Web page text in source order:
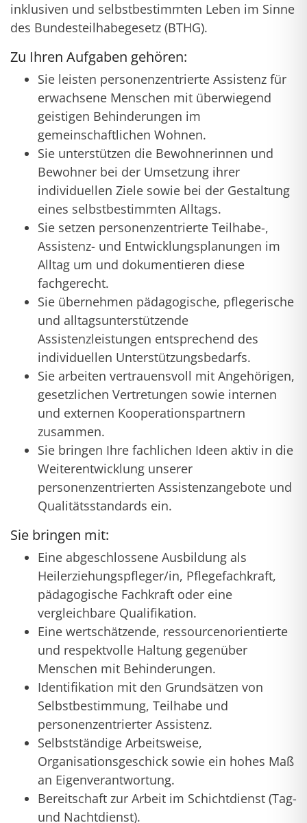
inklusiven und selbstbestimmten Leben im Sinne
des Bundesteilhabegesetz (BTHG).
Zu Ihren Aufgaben gehören:
Sie leisten personenzentrierte Assistenz für
erwachsene Menschen mit überwiegend
geistigen Behinderungen im
gemeinschaftlichen Wohnen.
Sie unterstützen die Bewohnerinnen und
Bewohner bei der Umsetzung ihrer
individuellen Ziele sowie bei der Gestaltung
eines selbstbestimmten Alltags.
Sie setzen personenzentrierte Teilhabe-,
Assistenz- und Entwicklungsplanungen im
Alltag um und dokumentieren diese
fachgerecht.
Sie übernehmen pädagogische, pflegerische
und alltagsunterstützende
Assistenzleistungen entsprechend des
individuellen Unterstützungsbedarfs.
Sie arbeiten vertrauensvoll mit Angehörigen,
gesetzlichen Vertretungen sowie internen
und externen Kooperationspartnern
zusammen.
Sie bringen Ihre fachlichen Ideen aktiv in die
Weiterentwicklung unserer
personenzentrierten Assistenzangebote und
Qualitätsstandards ein.
Sie bringen mit:
Eine abgeschlossene Ausbildung als
Heilerziehungspfleger/in, Pflegefachkraft,
pädagogische Fachkraft oder eine
vergleichbare Qualifikation.
Eine wertschätzende, ressourcenorientierte
und respektvolle Haltung gegenüber
Menschen mit Behinderungen.
Identifikation mit den Grundsätzen von
Selbstbestimmung, Teilhabe und
personenzentrierter Assistenz.
Selbstständige Arbeitsweise,
Organisationsgeschick sowie ein hohes Maß
an Eigenverantwortung.
Bereitschaft zur Arbeit im Schichtdienst (Tag-
und Nachtdienst).